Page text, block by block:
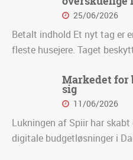
25/06/2026
Betalt indhold Et nyt tag er
fleste husejere. Taget
Markedet for
sig
11/06/2026
Lukningen af Spiir har
digitale budgetløsninger i